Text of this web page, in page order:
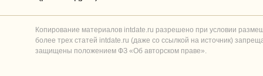
Копирование материалов intdate.ru разрешено при условии
более трех статей intdate.ru (даже со ссылкой на источник)
защищены положением ФЗ «Об авторском праве».